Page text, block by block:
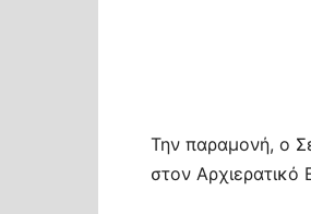
Την παραμονή, ο
στον Αρχιερατικό